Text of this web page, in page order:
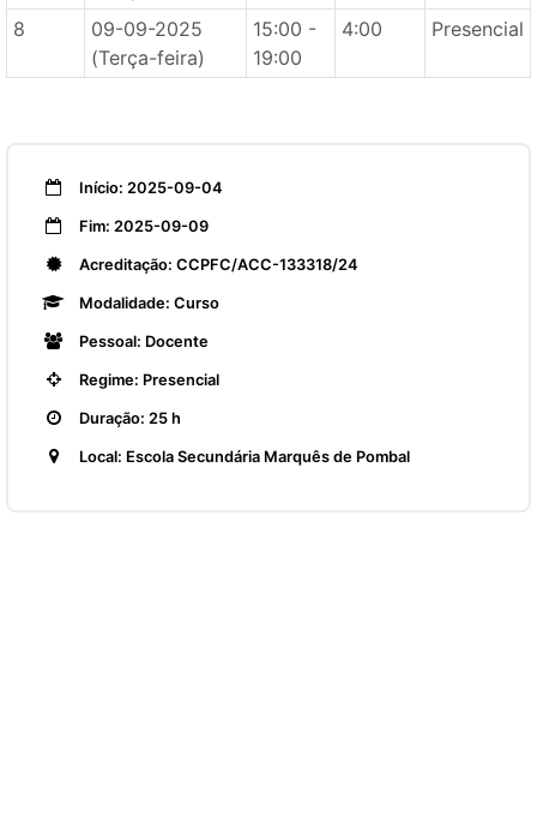
8
09-09-2025
(Terça-feira)
15:00 -
19:00
4:00 Presencial
Início: 2025-09-04
Fim: 2025-09-09
Acreditação: CCPFC/ACC-133318/24
Modalidade: Curso
Pessoal: Docente
Regime: Presencial
Duração: 25 h
Local: Escola Secundária Marquês de Pombal